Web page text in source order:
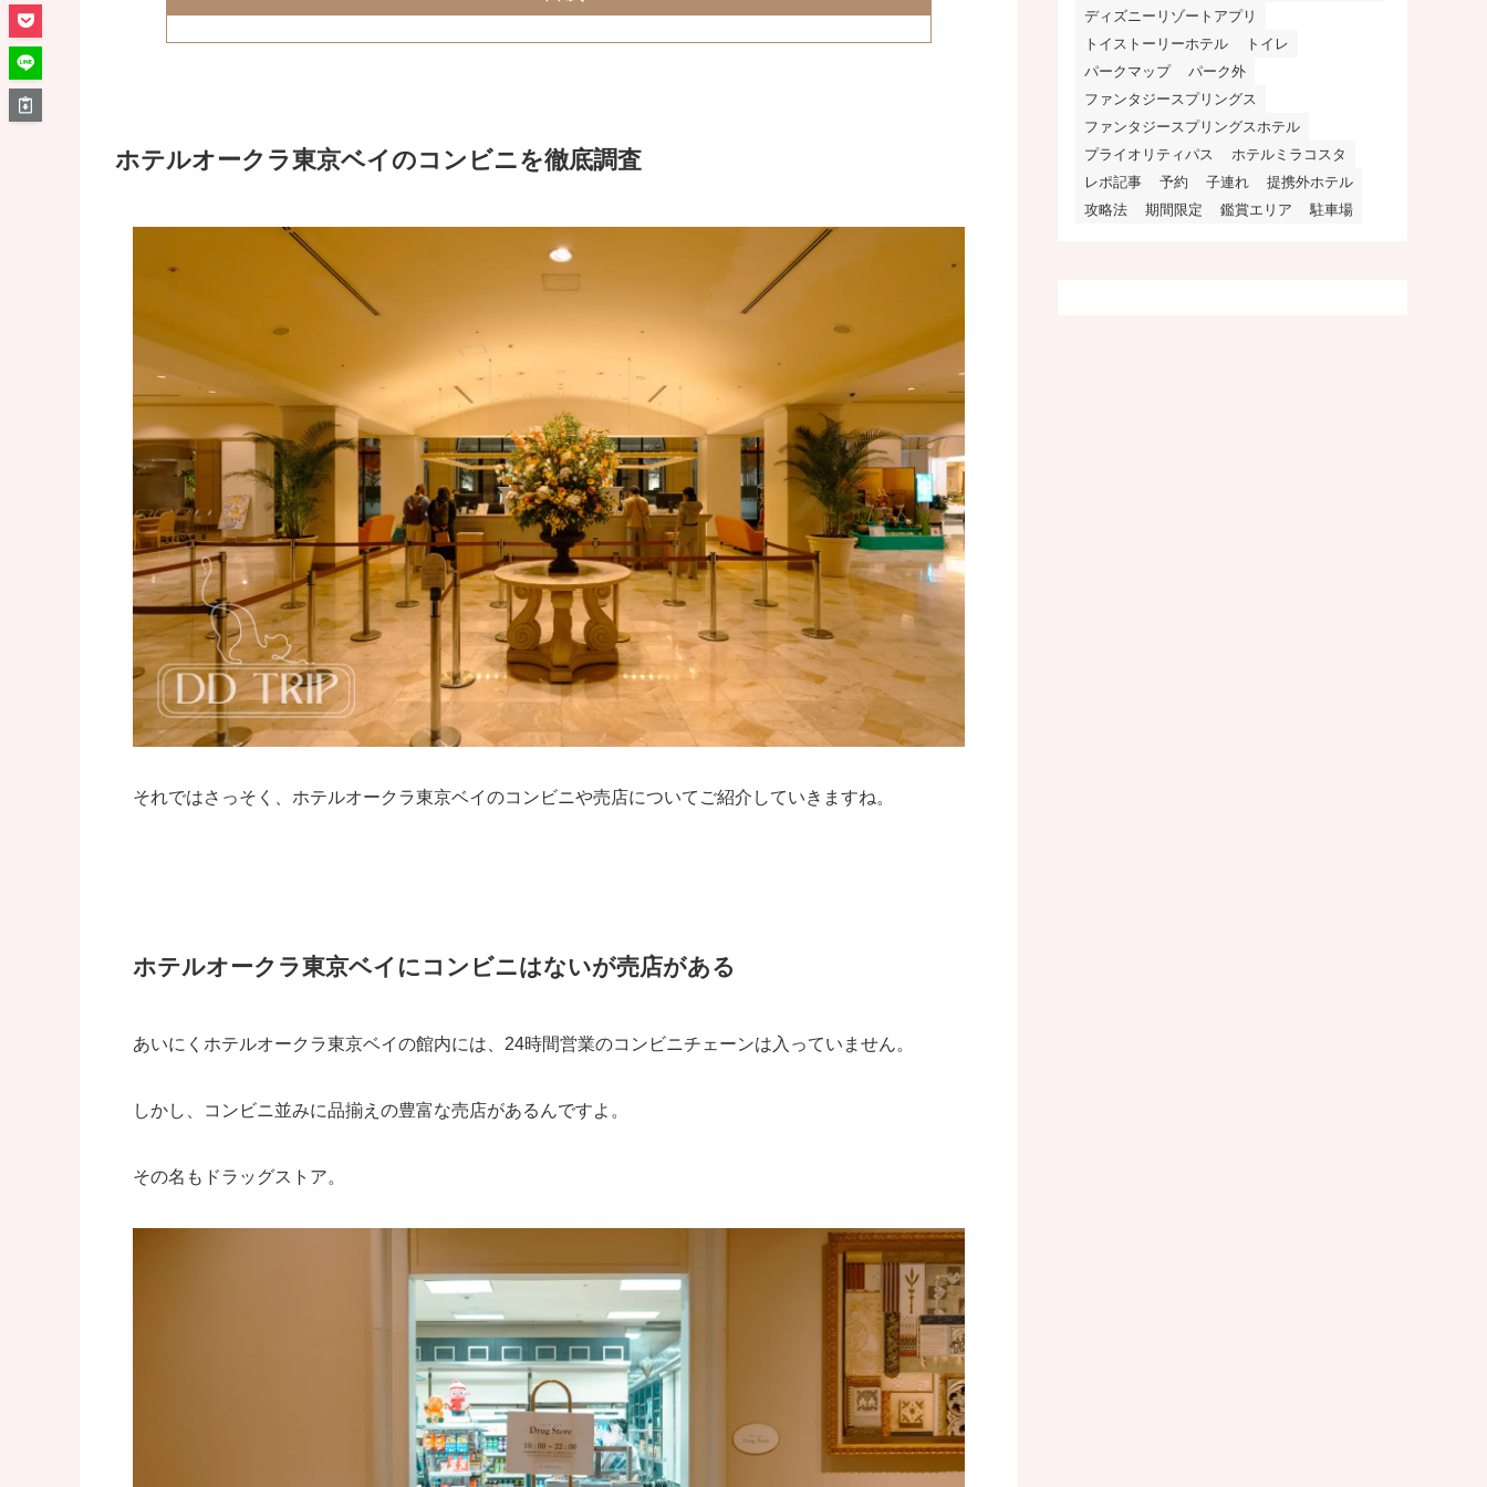
ホテルオークラ東京ベイのコンビニを徹底調査
それではさっそく、ホテルオークラ東京ベイのコンビニや売店についてご紹介していきますね。
ホテルオークラ東京ベイにコンビニはないが売店がある
あいにくホテルオークラ東京ベイの館内には、24時間営業のコンビニチェーンは入っていません。
しかし、コンビニ並みに品揃えの豊富な売店があるんですよ。
その名もドラッグストア。
ディズニーリゾートアプリ
トイストーリーホテル
トイレ
パークマップ
パーク外
ファンタジースプリングス
ファンタジースプリングスホテル
プライオリティパス
ホテルミラコスタ
レポ記事
予約 子連れ
提携外ホテル
攻略法
期間限定 鑑賞エリア 駐車場